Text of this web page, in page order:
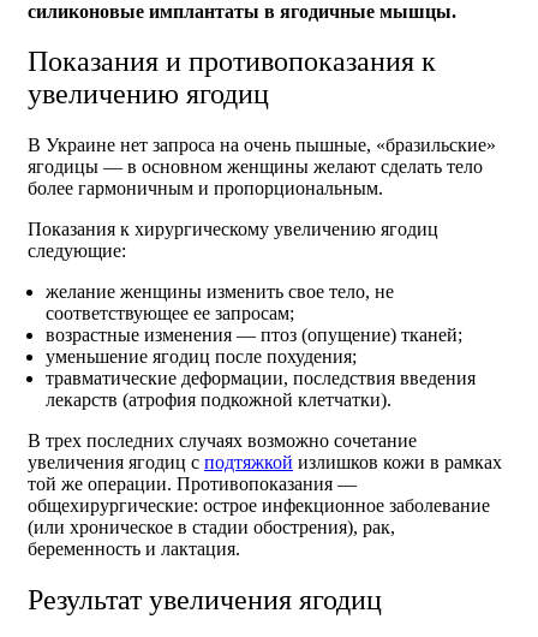
силиконовые имплантаты в ягодичные мышцы.
Показания и противопоказания к
увеличению ягодиц
В Украине нет запроса на очень пышные, «бразильские»
ягодицы — в основном женщины желают сделать тело
более гармоничным и пропорциональным.
Показания к хирургическому увеличению ягодиц
следующие:
желание женщины изменить свое тело, не
соответствующее ее запросам;
возрастные изменения — птоз (опущение) тканей;
уменьшение ягодиц после похудения;
травматические деформации, последствия введения
лекарств (атрофия подкожной клетчатки).
В трех последних случаях возможно сочетание
увеличения ягодиц с подтяжкой излишков кожи в рамках
той же операции. Противопоказания —
общехирургические: острое инфекционное заболевание
(или хроническое в стадии обострения), рак,
беременность и лактация.
Результат увеличения ягодиц